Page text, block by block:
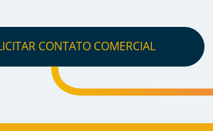
CONTATO COMERCIAL